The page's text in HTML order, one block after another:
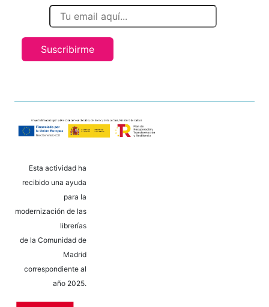
Suscribirme
Esta actividad ha
recibido una ayuda
para la
modernización de las
librerías
de la Comunidad de
Madrid
correspondiente al
año 2025.